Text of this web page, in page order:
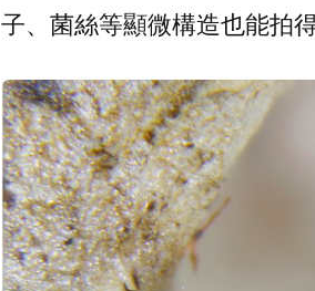
子、菌絲等顯微構造也能拍